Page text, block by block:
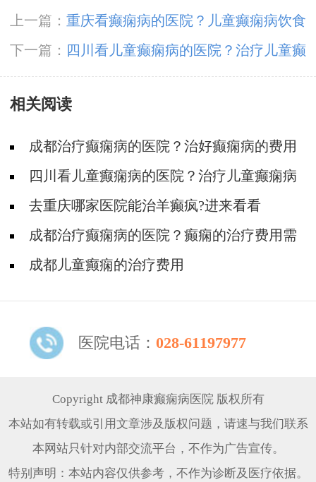
上一篇： 重庆看癫痫病的医院？儿童癫痫病饮食
注意什么?
下一篇：
四川看儿童癫痫病的医院？治疗儿童癫
痫病吃什么药比较好?
相关阅读
成都治疗癫痫病的医院？治好癫痫病的费用
是多少四川看儿童癫痫病的医院？治疗儿童癫痫病
吃什么药比较好?
去重庆哪家医院能治羊癫疯?进来看看
成都治疗癫痫病的医院？癫痫的治疗费用需
要多少?
成都儿童癫痫的治疗费用
医院电话： 028-61197977
Copyright 成都神康癫痫病医院 版权所有
本站如有转载或引用文章涉及版权问题，请速与我们联系
本网站只针对内部交流平台，不作为广告宣传。
特别声明：本站内容仅供参考，不作为诊断及医疗依据。